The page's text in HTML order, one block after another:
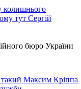
колишнього
тут Сергій
бюро України
такий Максим Кріппа